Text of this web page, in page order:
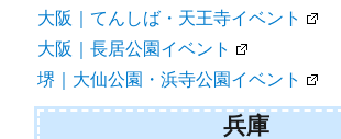
大阪｜てんしば・天王寺イベント
大阪｜長居公園イベント
堺｜大仙公園・浜寺公園イベント
兵庫